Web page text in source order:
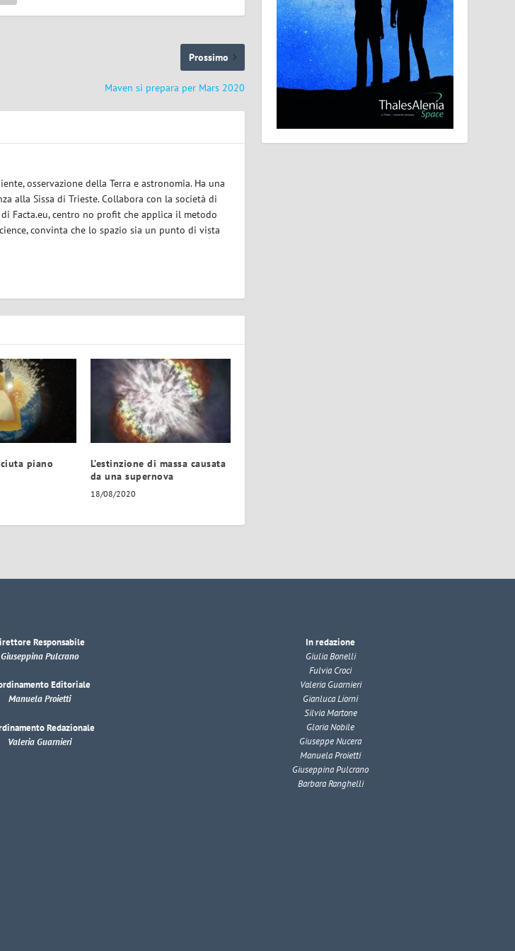
Prossimo
Maven si prepara per Mars 2020
osservazione della Terra e astronomia. Ha una
alla Sissa di Trieste. Collabora con la società di
Facta.eu, centro no profit che applica il metodo
convinta che lo spazio sia un punto di vista
piano
L’estinzione di massa causata
da una supernova
18/08/2020
Responsabile
Giuseppina Pulcrano
Editoriale
Manuela Proietti
Redazionale
Valeria Guarnieri
In redazione
Giulia Bonelli
Fulvia Croci
Valeria Guarnieri
Gianluca Liorni
Silvia Martone
Gloria Nobile
Giuseppe Nucera
Manuela Proietti
Giuseppina Pulcrano
Barbara Ranghelli